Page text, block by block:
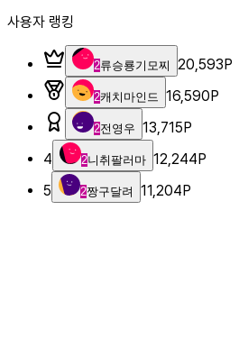
사용자 랭킹
2류승룡기모찌 20,593P
2캐치마인드 16,590P
2전영우 13,715P
4
2니취팔러마 12,244P
5
2짱구달려 11,204P